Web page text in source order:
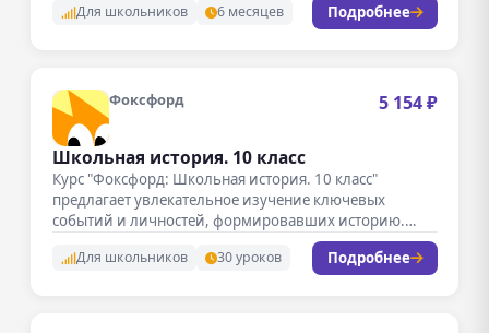
Для школьников 6 месяцев Подробнее
Фоксфорд 5 154 ₽
Школьная история. 10 класс
Курс "Фоксфорд: Школьная история. 10 класс"
предлагает увлекательное изучение ключевых
событий и личностей, формировавших историю.
Для школьников 30 уроков Подробнее